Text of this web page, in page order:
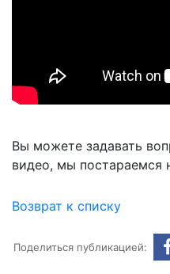
Вы можете задавать
видео, мы постараемся
Возврат к списку
Поделиться публикацией: